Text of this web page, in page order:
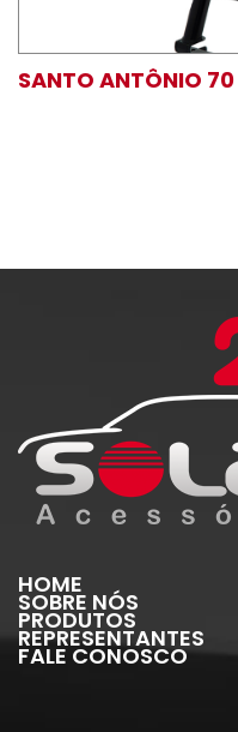
SANTO ANTÔNIO
HOME
SOBRE NÓS
PRODUTOS
REPRESENTANTES
FALE CONOSCO